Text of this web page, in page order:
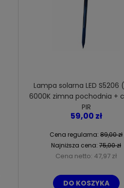
1 łopata śmigło do turbiny
M300 (31,5cm)
Lampa solarna LED S5206
6000K zimna pochodnia +
PIR
59,00 zł
Cena regularna: 89,00 zł
Najniższa cena: 75,00 zł
Cena netto: 47,97 zł
DO KOSZYKA